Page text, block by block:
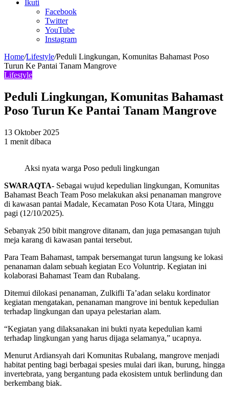
In
Ikuti
Facebook
Twitter
YouTube
Instagram
Home/Lifestyle/Peduli Lingkungan, Komunitas Bahamast Poso
Turun Ke Pantai Tanam Mangrove
Lifestyle
Peduli Lingkungan, Komunitas Bahamast
Poso Turun Ke Pantai Tanam Mangrove
13 Oktober 2025
1 menit dibaca
Aksi nyata warga Poso peduli lingkungan
SWARAQTA- Sebagai wujud kepedulian lingkungan, Komunitas
Bahamast Beach Team Poso melakukan aksi penanaman mangrove
di kawasan pantai Madale, Kecamatan Poso Kota Utara, Minggu
pagi (12/10/2025).
Sebanyak 250 bibit mangrove ditanam, dan juga pemasangan tujuh
meja karang di kawasan pantai tersebut.
Para Team Bahamast, tampak bersemangat turun langsung ke lokasi
penanaman dalam sebuah kegiatan Eco Voluntrip. Kegiatan ini
kolaborasi Bahamast Team dan Rubalang.
Ditemui dilokasi penanaman, Zulkifli Ta’adan selaku kordinator
kegiatan mengatakan, penanaman mangrove ini bentuk kepedulian
terhadap lingkungan dan upaya pelestarian alam.
“Kegiatan yang dilaksanakan ini bukti nyata kepedulian kami
terhadap lingkungan yang harus dijaga selamanya,” ucapnya.
Menurut Ardiansyah dari Komunitas Rubalang, mangrove menjadi
habitat penting bagi berbagai spesies mulai dari ikan, burung, hingga
invertebrata, yang bergantung pada ekosistem untuk berlindung dan
berkembang biak.